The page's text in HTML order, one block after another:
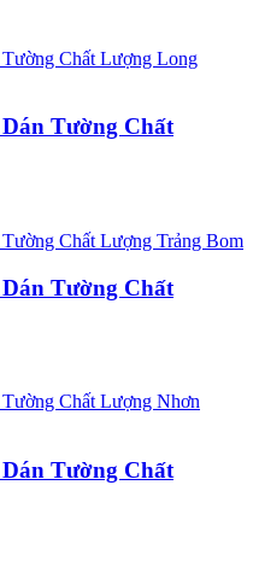
Tường Chất
Tường Chất
Tường Chất